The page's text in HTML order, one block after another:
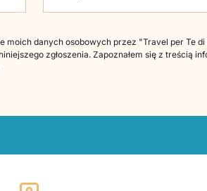
moich danych osobowych przez "Travel per Te
zgłoszenia. Zapoznałem się z treścią